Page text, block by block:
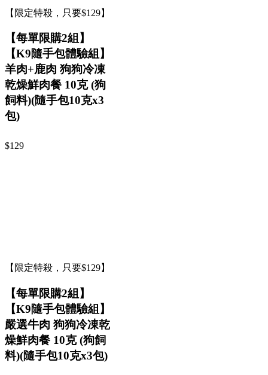
【限定特殺，只要$129】
【每單限購2組】
【K9隨手包體驗組】
羊肉+鹿肉 狗狗冷凍
乾燥鮮肉餐 10克 (狗
飼料)(隨手包10克x3
包)
$129
【限定特殺，只要$129】
【每單限購2組】
【K9隨手包體驗組】
嚴選牛肉 狗狗冷凍乾
燥鮮肉餐 10克 (狗飼
料)(隨手包10克x3包)